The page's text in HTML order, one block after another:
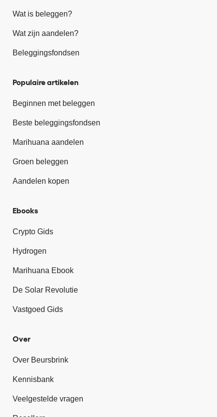
Wat is beleggen?
Wat zijn aandelen?
Beleggingsfondsen
Populaire artikelen
Beginnen met beleggen
Beste beleggingsfondsen
Marihuana aandelen
Groen beleggen
Aandelen kopen
Ebooks
Crypto Gids
Hydrogen
Marihuana Ebook
De Solar Revolutie
Vastgoed Gids
Over
Over Beursbrink
Kennisbank
Veelgestelde vragen